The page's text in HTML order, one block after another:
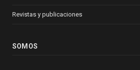
Revistas y publicaciones
SOMOS